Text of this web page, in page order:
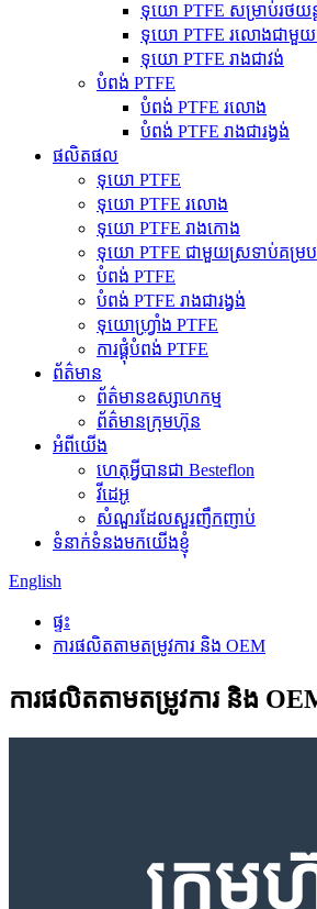
ទុយោ PTFE សម្រាប់រថយន្
ទុយោ PTFE រលោងជាមួយ
ទុយោ PTFE រាងជាវង់
បំពង់ PTFE
បំពង់ PTFE រលោង
បំពង់ PTFE រាងជារង្វង់
ផលិតផល
ទុយោ PTFE
ទុយោ PTFE រលោង
ទុយោ PTFE រាងកោង
ទុយោ PTFE ជាមួយស្រទាប់គម្រ
បំពង់ PTFE
បំពង់ PTFE រាងជារង្វង់
ទុយោហ្វ្រាំង PTFE
ការផ្គុំបំពង់ PTFE
ព័ត៌មាន
ព័ត៌មានឧស្សាហកម្ម
ព័ត៌មានក្រុមហ៊ុន
អំពីយើង
ហេតុអ្វីបានជា Besteflon
វីដេអូ
សំណួរដែលសួរញឹកញាប់
ទំនាក់ទំនងមកយើងខ្ញុំ
English
ផ្ទះ
ការផលិតតាមតម្រូវការ និង OEM
ការផលិតតាមតម្រូវការ និង
ក្រុម